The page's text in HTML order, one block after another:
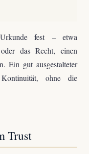
fest – etwa
oder das Recht, einen
Ein gut ausgestalteter
ohne die
Trust